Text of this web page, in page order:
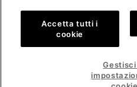
Politica sulla privacy Termini di
Condizioni Generali di Vendita
Public CBCR
Servizio clienti: Lun. - Ven. 9:00 - 13:00 &
Shopping
Accetta tutti i
cookie